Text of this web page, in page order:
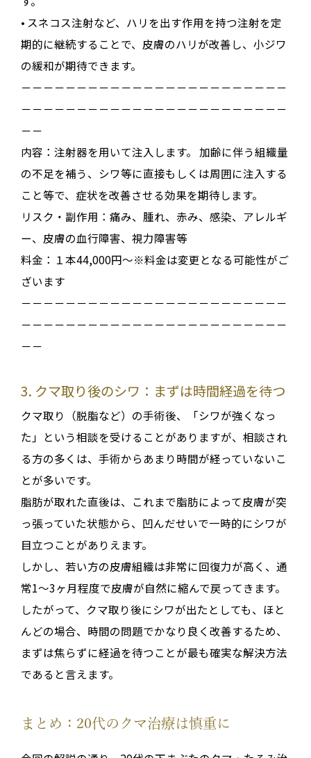
• スネコス注射など、ハリを出す作用を持つ注射を定
期的に継続することで、皮膚のハリが改善し、小ジワ
の緩和が期待できます。
－－－－－－－－－－－－－－－－－－－－－－－－
－－－－－－－－－－－－－－－－－－－－－－－－
－－
内容： 注射器を用いて注入します。 加齢に伴う組織量
の不足を補う、シワ等に直接もしくは周囲に注入する
こと等で、症状を改善させる効果を期待します。
リスク・副作用： 痛み、腫れ、赤み、感染、アレルギ
ー、皮膚の血行障害、視力障害等
料金：１本44,000円～※料金は変更となる可能性がご
ざいます
－－－－－－－－－－－－－－－－－－－－－－－－
－－－－－－－－－－－－－－－－－－－－－－－－
－－
3. クマ取り後のシワ：まずは時間経過を待つ
クマ取り（脱脂など）の手術後、「シワが強くなっ
た」という相談を受けることがありますが、相談され
る方の多くは、手術からあまり時間が経っていないこ
とが多いです。
脂肪が取れた直後は、これまで脂肪によって皮膚が突
っ張っていた状態から、凹んだせいで一時的にシワが
目立つことがありえます。
しかし、若い方の皮膚組織は非常に回復力が高く、 通
常1〜3ヶ月程度で皮膚が自然に縮んで戻ってきます。
したがって、クマ取り後にシワが出たとしても、 ほと
んどの場合、時間の問題でかなり良く改善するため、
まずは焦らずに経過を待つことが最も確実な解決方法
であると言えます。
まとめ：20代のクマ治療は慎重に